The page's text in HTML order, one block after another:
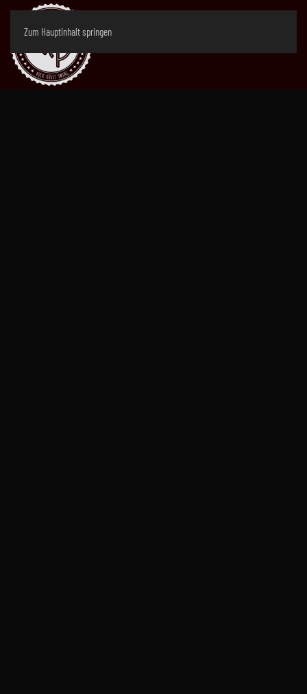
Zum Hauptinhalt springen